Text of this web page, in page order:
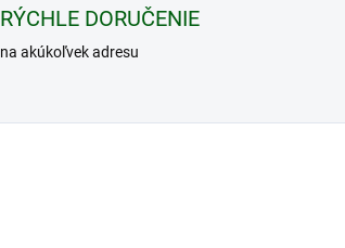
RÝCHLE DORUČENIE
na akúkoľvek adresu